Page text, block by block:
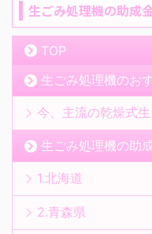
生ごみ処理機の助成
TOP
生ごみ処理機のお
今、主流の乾燥式
生ごみ処理機の助
1.北海道
2.青森県